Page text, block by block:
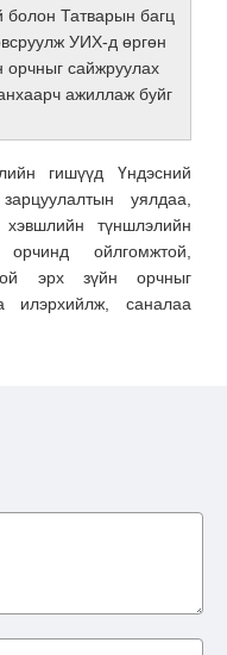
болон Татварын багц
УИХ-д өргөн
орчныг сайжруулах
ажиллаж буйг
гишүүд Үндэсний
уялдаа,
түншлэлийн
ойлгомжтой,
эрх зүйн орчныг
илэрхийлж, саналаа